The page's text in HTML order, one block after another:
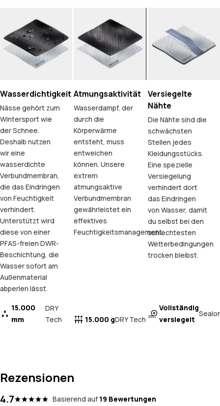
Wasserdichtigkeit
Nässe gehört zum
Wintersport wie
der Schnee.
Deshalb nutzen
wir eine
wasserdichte
Verbundmembran,
die das Eindringen
von Feuchtigkeit
verhindert.
Unterstützt wird
diese von einer
PFAS-freien DWR-
Beschichtung, die
Wasser sofort am
Außenmaterial
abperlen lässt.
15.000
mm
DRY
Tech
Atmungsaktivität
Wasserdampf, der
durch die
Körperwärme
entsteht, muss
entweichen
können. Unsere
extrem
atmungsaktive
Verbundmembran
gewährleistet ein
effektives
Feuchtigkeitsmanagement.
15.000 gDRY Tech
Versiegelte
Nähte
Die Nähte sind die
schwächsten
Stellen jedes
Kleidungsstücks.
Eine spezielle
Versiegelung
verhindert dort
das Eindringen
von Wasser, damit
du selbst bei den
schlechtesten
Wetterbedingungen
trocken bleibst.
Vollständig
versiegelt
Rezensionen
4.7 Basierend auf 19 Bewertungen